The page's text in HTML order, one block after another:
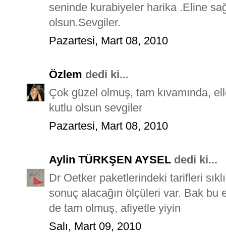
seninde kurabiyeler harika .Eline
olsun.Sevgiler.
Pazartesi, Mart 08, 2010
Özlem dedi ki...
Çok güzel olmuş, tam kıvamında,
kutlu olsun sevgiler
Pazartesi, Mart 08, 2010
Aylin TÜRKŞEN AYSEL dedi ki...
Dr Oetker paketlerindeki tarifleri
sonuç alacağın ölçüleri var. Bak bu
de tam olmuş, afiyetle yiyin
Salı, Mart 09, 2010